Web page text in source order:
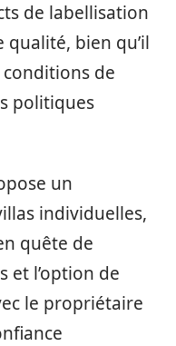
de labellisation
bien qu’il
de
politiques
un
individuelles,
quête de
et l’option de
le propriétaire